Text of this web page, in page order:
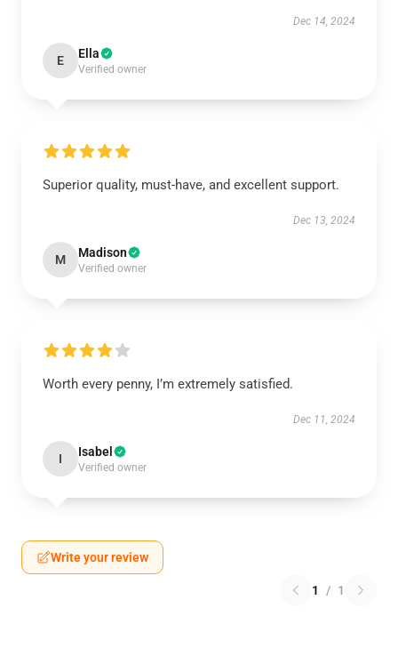
Dec 14, 2024
E Ella
Verified owner
Superior quality, must-have, and excellent support.
Dec 13, 2024
M Madison
Verified owner
Worth every penny, I’m extremely satisfied.
Dec 11, 2024
I Isabel
Verified owner
Write your review
1 / 1